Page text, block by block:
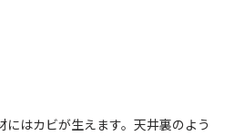
はカビが生えます。天井裏のよう